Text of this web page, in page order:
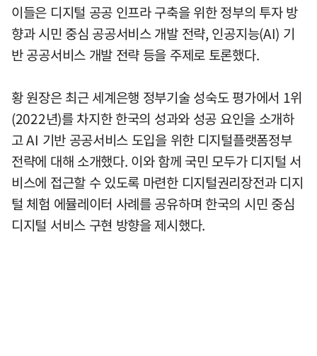
이들은 디지털 공공 인프라 구축을 위한 정부의 투자 방
향과 시민 중심 공공서비스 개발 전략, 인공지능(AI) 기
반 공공서비스 개발 전략 등을 주제로 토론했다.
황 원장은 최근 세계은행 정부기술 성숙도 평가에서 1위
(2022년)를 차지한 한국의 성과와 성공 요인을 소개하
고 AI 기반 공공서비스 도입을 위한 디지털플랫폼정부
전략에 대해 소개했다. 이와 함께 국민 모두가 디지털 서
비스에 접근할 수 있도록 마련한 디지털권리장전과 디지
털 체험 에뮬레이터 사례를 공유하며 한국의 시민 중심
디지털 서비스 구현 방향을 제시했다.